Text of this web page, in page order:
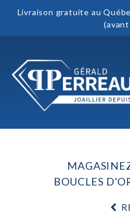
Livraison gratuite au
BOUCLES